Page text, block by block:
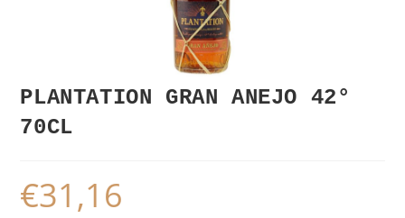
PLANTATION GRAN ANEJO 42°
70CL
€31,16